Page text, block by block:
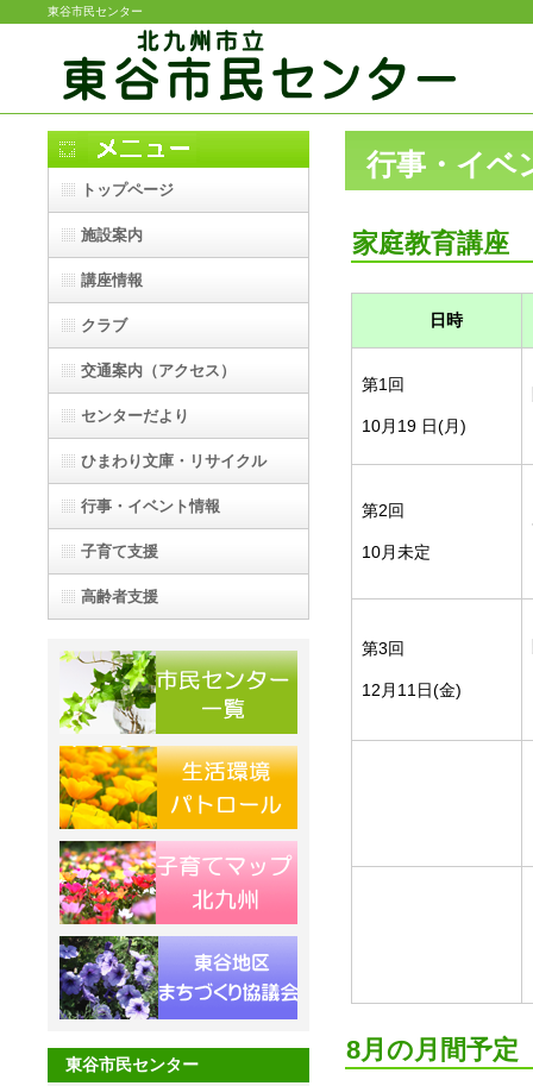
東谷市民センター
行事・イベ
家庭教育講座
日時
第1回
10月19 日(月)
第2回
10月未定
第3回
12月11日(金)
8月の月間予定
トップページ
施設案内
講座情報
クラブ
交通案内（アクセス）
センターだより
ひまわり文庫・リサイクル
行事・イベント情報
子育て支援
高齢者支援
東谷市民センター